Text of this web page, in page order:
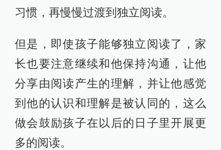
习惯，再慢慢过渡到独立阅读。
但是，即使孩子能够独立阅读了，家
长也要注意继续和他保持沟通，让他
分享由阅读产生的理解，并让他感觉
到他的认识和理解是被认同的，这么
做会鼓励孩子在以后的日子里开展更
多的阅读。